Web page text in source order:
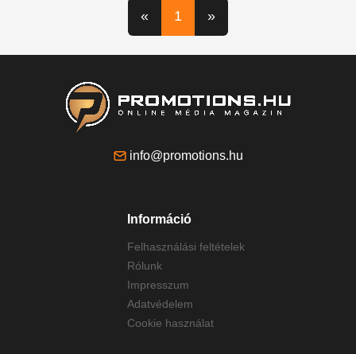
« 1 »
info@promotions.hu
Információ
Felhasználási feltételek
Rólunk
Impresszum
Adatvédelem
Cookie használat